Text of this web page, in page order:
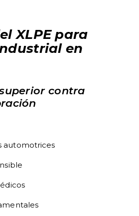
XLPE para
en
contra
automotrices